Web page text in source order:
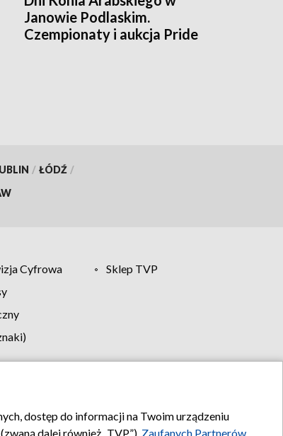
Janowie Podlaskim.
Czempionaty i aukcja Pride
/ ŁÓDŹ /
Cyfrowa
Sklep TVP
Kontakt
dostęp do informacji na Twoim urządzeniu
dalej również „TVP”), Zaufanych Partnerów